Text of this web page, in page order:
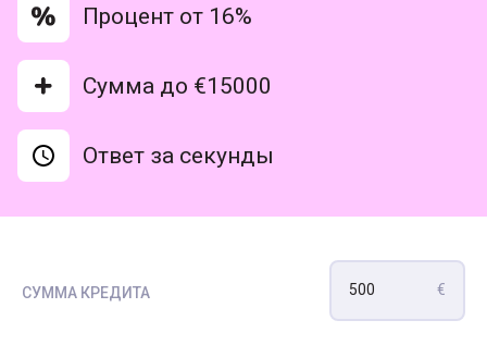
Процент от 16%
Сумма до €15000
Oтвет за секунды
500 €
СУММА КРЕДИТА